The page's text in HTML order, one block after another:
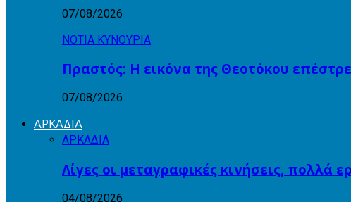
07/08/2026
ΝΟΤΙΑ ΚΥΝΟΥΡΙΑ
Πραστός: Η εικόνα της Θεοτόκου
07/08/2026
ΑΡΚΑΔΙΑ
ΑΡΚΑΔΙΑ
Λίγες οι μεταγραφικές κινήσεις, πολλά
04/08/2026